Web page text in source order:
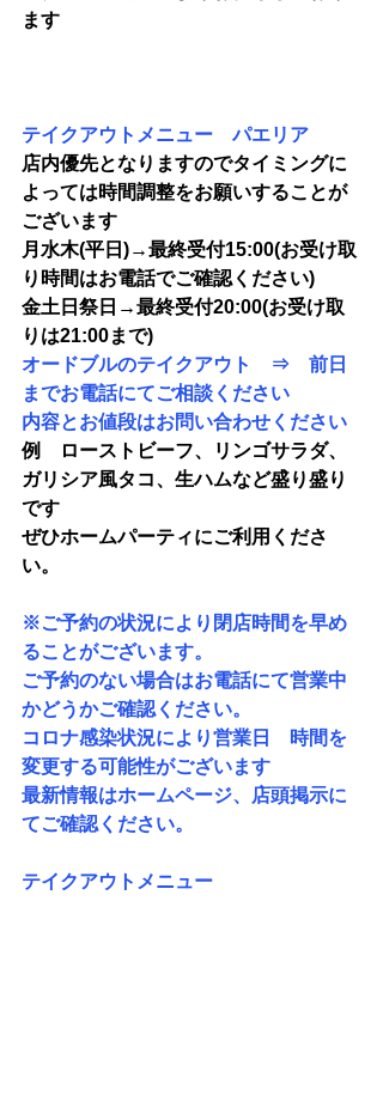
ます
テイクアウトメニュー　パエリア
店内優先となりますのでタイミングに
よっては時間調整をお願いすることが
ございます
月水木(平日)→最終受付15:00(お受け取
り時間はお電話でご確認ください)
金土日祭日→最終受付20:00(お受け取
りは21:00まで)
オードブルのテイクアウト　⇒　前日
までお電話にてご相談ください
内容とお値段はお問い合わせください
例　ローストビーフ、リンゴサラダ、
ガリシア風タコ、生ハムなど盛り盛り
です
ぜひホームパーティにご利用くださ
い。
※ご予約の状況により閉店時間を早め
ることがございます。
ご予約のない場合はお電話にて営業中
かどうかご確認ください。
コロナ感染状況により営業日　時間を
変更する可能性がございます
最新情報はホームページ、店頭掲示に
てご確認ください。
テイクアウトメニュー